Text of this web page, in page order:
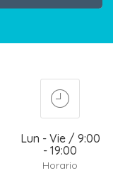
Lun - Vie / 9:00
- 19:00
Horario